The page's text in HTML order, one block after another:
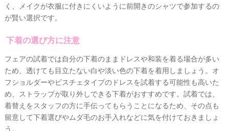
く、メイクが衣服に付きにくいように前開きのシャツで参加するの
が賢い選択です。
下着の選び方に注意
フェアの試着では自分の下着のままドレスや和装を着る場合が多い
ため、 透けても目立たない白や淡い色の下着を着用 しましょう。オ
フショルダーやビスチェタイプのドレスを試着する可能性も高いた
め、 ストラップが取り外しできる下着がおすすめです。試着では、
着替えをスタッフの方に手伝ってもらうことになるため、その点も
留意して下着選びやムダ毛のお手入れなどに気を付けておきましょ
う。
最
新
ド
レ
ス
記
プ
ラ
ン
ナ
ー
ラ
プ
ラ
ン
ナ
ー
レ